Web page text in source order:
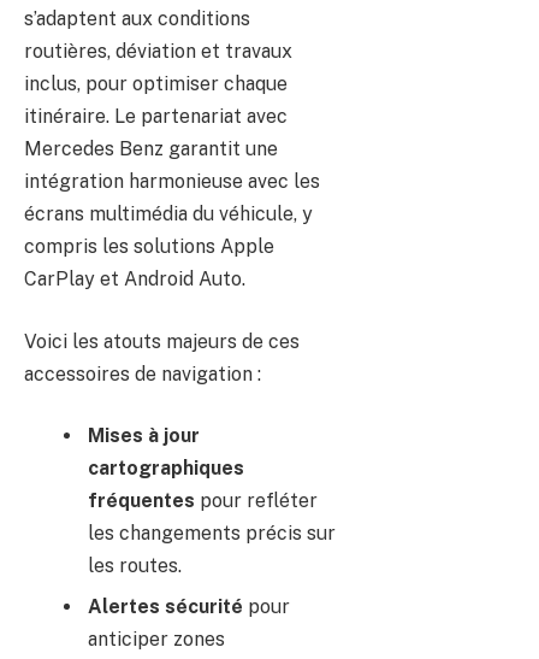
s’adaptent aux conditions
routières, déviation et travaux
inclus, pour optimiser chaque
itinéraire. Le partenariat avec
Mercedes Benz garantit une
intégration harmonieuse avec les
écrans multimédia du véhicule, y
compris les solutions Apple
CarPlay et Android Auto.
Voici les atouts majeurs de ces
accessoires de navigation :
Mises à jour
cartographiques
fréquentes pour refléter
les changements précis sur
les routes.
Alertes sécurité pour
anticiper zones